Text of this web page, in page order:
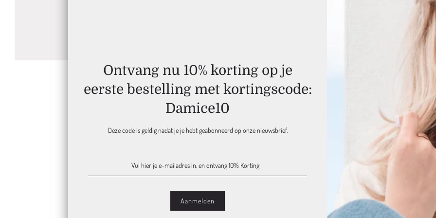
Gratis & Snelle
Verzending
Ook voor alle NATULIQUE
producten, vanaf 75 euro
Retouren mogelijk
binnen 15 dagen
Bij ons geldt een 'niet goed,
geld terug' retourbeleid
Verzendkosten NL & EU
Retouren, binnen 15
Ontvang nu 10% korting op je
eerste bestelling met kortingscode:
Damice10
Deze code is geldig nadat je je hebt geabonneerd op onze nieuwsbrief.